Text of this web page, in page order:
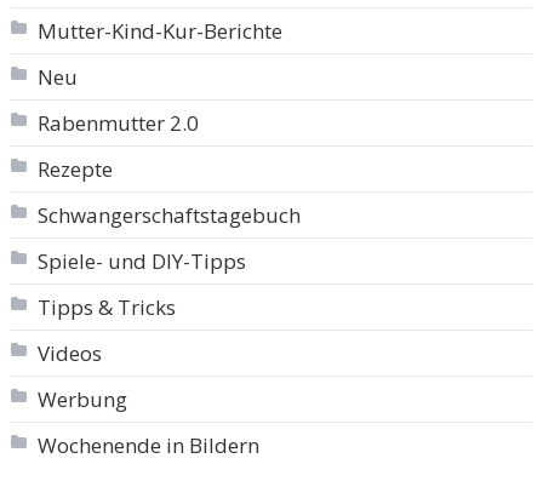
Mutter-Kind-Kur-Berichte
Neu
Rabenmutter 2.0
Rezepte
Schwangerschaftstagebuch
Spiele- und DIY-Tipps
Tipps & Tricks
Videos
Werbung
Wochenende in Bildern